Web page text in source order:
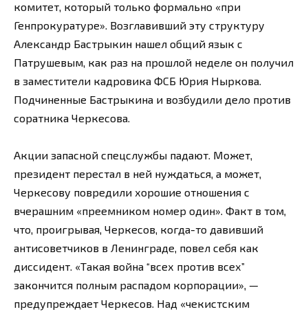
комитет, который только формально «при
Генпрокуратуре». Возглавивший эту структуру
Александр Бастрыкин нашел общий язык с
Патрушевым, как раз на прошлой неделе он получил
в заместители кадровика ФСБ Юрия Ныркова.
Подчиненные Бастрыкина и возбудили дело против
соратника Черкесова.
Акции запасной спецслужбы падают. Может,
президент перестал в ней нуждаться, а может,
Черкесову повредили хорошие отношения с
вчерашним «преемником номер один». Факт в том,
что, проигрывая, Черкесов, когда-то давивший
антисоветчиков в Ленинграде, повел себя как
диссидент. «Такая война “всех против всех”
закончится полным распадом корпорации», —
предупреждает Черкесов. Над «чекистским